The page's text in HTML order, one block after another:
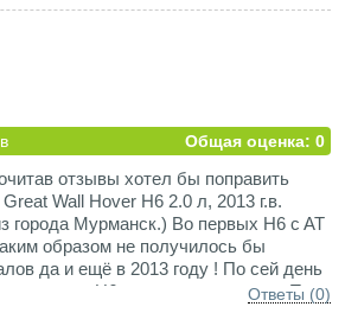
что все в отличном
У нас вчера первый весенний жаркий
включить кондиционер и тут я
как-то слабо охлаждает (были
опыт), а во-вторых с включенным
и набирать скорость просто
бензиновый турбированный), а еще
начинает практически постоянно
вопрос: а как лето пережить? И
и я считаю жирный минус данного
как только начинаешь
или сдавать задом в горку по
сгорать сцепление, и этот
Общая оценка: 0
отзывы хотел бы поправить
Wall Hover H6 2.0 л, 2013 г.в.
города Мурманск.) Во первых H6 c AT
образом не получилось бы
да и ещё в 2013 году ! По сей день
авто Н6 с данным агрегатом.По
Ответы (0)